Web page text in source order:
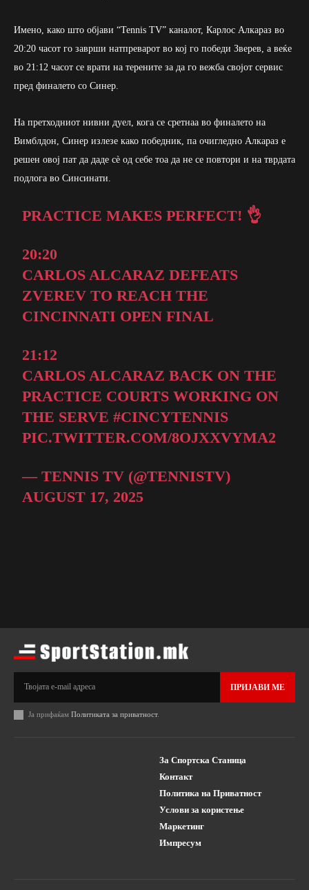
Имено, како што објави “Tennis TV” каналот, Карлос Алкараз во
20:20 часот го заврши натпреварот во кој го победи Зверев, а веќе
во 21:12 часот се врати на терените за да го вежба својот сервис
пред финалето со Синер.
На претходниот нивни дуел, кога се сретнаа во финалето на
Вимблдон, Синер излезе како победник, па очигледно Алкараз е
решен овој пат да даде сè од себе тоа да не се повтори и на тврдата
подлога во Синсинати.
PRACTICE MAKES PERFECT! 👌
20:20
CARLOS ALCARAZ DEFEATS
ZVEREV TO REACH THE
CINCINNATI OPEN FINAL
21:12
CARLOS ALCARAZ BACK ON THE
PRACTICE COURTS WORKING ON
THE SERVE#CINCYTENNIS
PIC.TWITTER.COM/8OJXXVYMA2
— TENNIS TV (@TENNISTV)
AUGUST 17, 2025
ПРИЈАВИ МЕ
Ја прифаќам Политиката за приватност.
За Спортска Станица
Контакт
Политика на Приватност
Услови за користење
Маркетинг
Импресум